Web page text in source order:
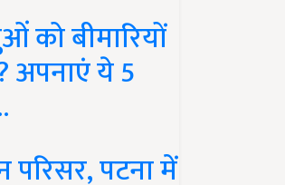
को बीमारियों
ये 5
पटना में